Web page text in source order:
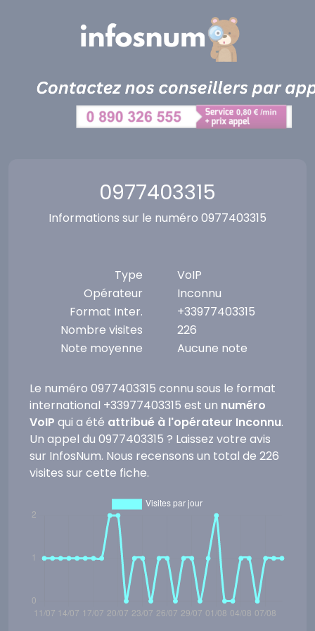
0977403315
Informations sur le numéro 0977403315
Type
VoIP
Opérateur
Inconnu
Format Inter.
+33977403315
Nombre visites
226
Note moyenne
Aucune note
Le numéro 0977403315 connu sous le format
international +33977403315 est un numéro
VoIP qui a été attribué à l'opérateur Inconnu.
Un appel du 0977403315 ? Laissez votre avis
sur InfosNum. Nous recensons un total de 226
visites sur cette fiche.